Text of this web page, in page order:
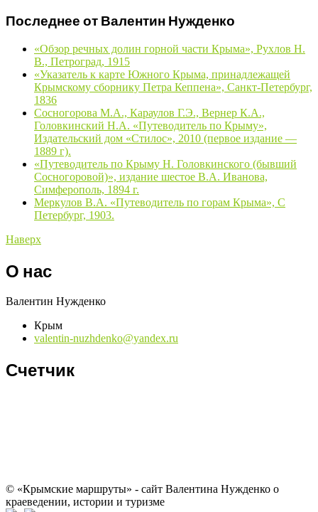
Последнее от Валентин Нужденко
«Обзор речных долин горной части Крыма», Рухлов Н.
В., Петроград, 1915
«Указатель к карте Южного Крыма, принадлежащей
Крымскому сборнику Петра Кеппена», Санкт-Петербург,
1836
Сосногорова М.А., Караулов Г.Э., Вернер К.А.,
Головкинский Н.А. «Путеводитель по Крыму»,
Издательский дом «Стилос», 2010 (первое издание —
1889 г).
«Путеводитель по Крыму Н. Головкинского (бывший
Сосногоровой)», издание шестое В.А. Иванова,
Симферополь, 1894 г.
Меркулов В.А. «Путеводитель по горам Крыма», С
Петербург, 1903.
Наверх
О нас
Валентин Нужденко
Крым
valentin-nuzhdenko@yandex.ru
Счетчик
© «Крымские маршруты» - сайт Валентина Нужденко о
краеведении, истории и туризме